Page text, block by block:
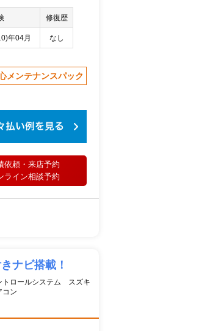
修復歴
年04月 なし
メンテナンスパック
依頼・ 来店予約
ライン相談予約
ナビ搭載！
ロールシステム スズキ
ン